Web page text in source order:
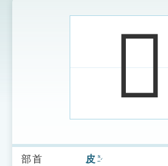
索引選單
𥀢
部首 皮 ㄆㄧˊ